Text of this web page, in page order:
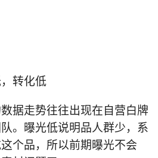
转化低
据走势往往出现在自营白牌
。曝光低说明品人群少，系
个品，所以前期曝光不会